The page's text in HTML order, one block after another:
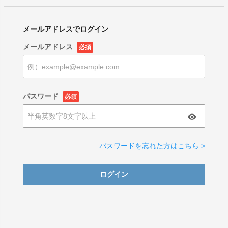
メールアドレスでログイン
メールアドレス 必須
パスワード 必須
パスワードを忘れた方はこちら >
ログイン